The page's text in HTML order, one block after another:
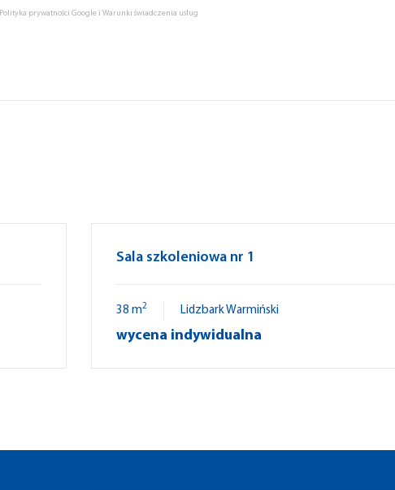
Polityka prywatności Google i Warunki świadczenia usług
Sala szkoleniowa nr 1
38 m2 Lidzbark Warmiński
wycena indywidualna